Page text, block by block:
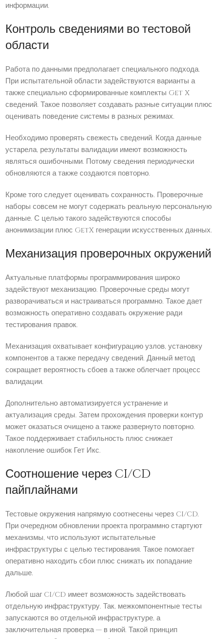
информации.
Контроль сведениями во тестовой
области
Работа по данными предполагает специального подхода.
При испытательной области задействуются варианты а
также специально сформированные комплекты Get X
сведений. Такое позволяет создавать разные ситуации плюс
оценивать поведение системы в разных режимах.
Необходимо проверять свежесть сведений. Когда данные
устарела, результаты валидации имеют возможность
являться ошибочными. Потому сведения периодически
обновляются а также создаются повторно.
Кроме того следует оценивать сохранность. Проверочные
наборы совсем не могут содержать реальную персональную
данные. С целью такого задействуются способы
анонимизации плюс GetX генерации искусственных данных.
Механизация проверочных окружений
Актуальные платформы программирования широко
задействуют механизацию. Проверочные среды могут
разворачиваться и настраиваться программно. Такое дает
возможность оперативно создавать окружение ради
тестирования правок.
Механизация охватывает конфигурацию узлов, установку
компонентов а также передачу сведений. Данный метод
сокращает вероятность сбоев а также облегчает процесс
валидации.
Дополнительно автоматизируется устранение и
актуализация среды. Затем прохождения проверки контур
может оказаться очищено а также развернуто повторно.
Такое поддерживает стабильность плюс снижает
накопление ошибок Гет Икс.
Соотношение через CI/CD
пайплайнами
Тестовые окружения напрямую соотнесены через CI/CD.
При очередном обновлении проекта программно стартуют
механизмы, что используют испытательные
инфраструктуры с целью тестирования. Такое помогает
оперативно находить сбои плюс снижать их попадание
дальше.
Любой шаг CI/CD имеет возможность задействовать
отдельную инфраструктуру. Так, межкомпонентные тесты
запускаются во отдельной инфраструктуре, а
заключительная проверка — в иной. Такой принцип